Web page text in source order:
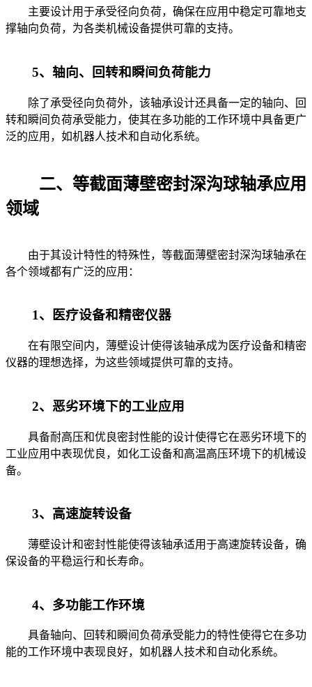
主要设计用于承受径向负荷，确保在应用中稳定可靠地支
撑轴向负荷，为各类机械设备提供可靠的支持。
5、轴向、回转和瞬间负荷能力
除了承受径向负荷外，该轴承设计还具备一定的轴向、回
转和瞬间负荷承受能力，使其在多功能的工作环境中具备更广
泛的应用，如机器人技术和自动化系统。
二、等截面薄壁密封深沟球轴承应用
领域
由于其设计特性的特殊性，等截面薄壁密封深沟球轴承在
各个领域都有广泛的应用：
1、医疗设备和精密仪器
在有限空间内，薄壁设计使得该轴承成为医疗设备和精密
仪器的理想选择，为这些领域提供可靠的支持。
2、恶劣环境下的工业应用
具备耐高压和优良密封性能的设计使得它在恶劣环境下的
工业应用中表现优良，如化工设备和高温高压环境下的机械设
备。
3、高速旋转设备
薄壁设计和密封性能使得该轴承适用于高速旋转设备，确
保设备的平稳运行和长寿命。
4、多功能工作环境
具备轴向、回转和瞬间负荷承受能力的特性使得它在多功
能的工作环境中表现良好，如机器人技术和自动化系统。